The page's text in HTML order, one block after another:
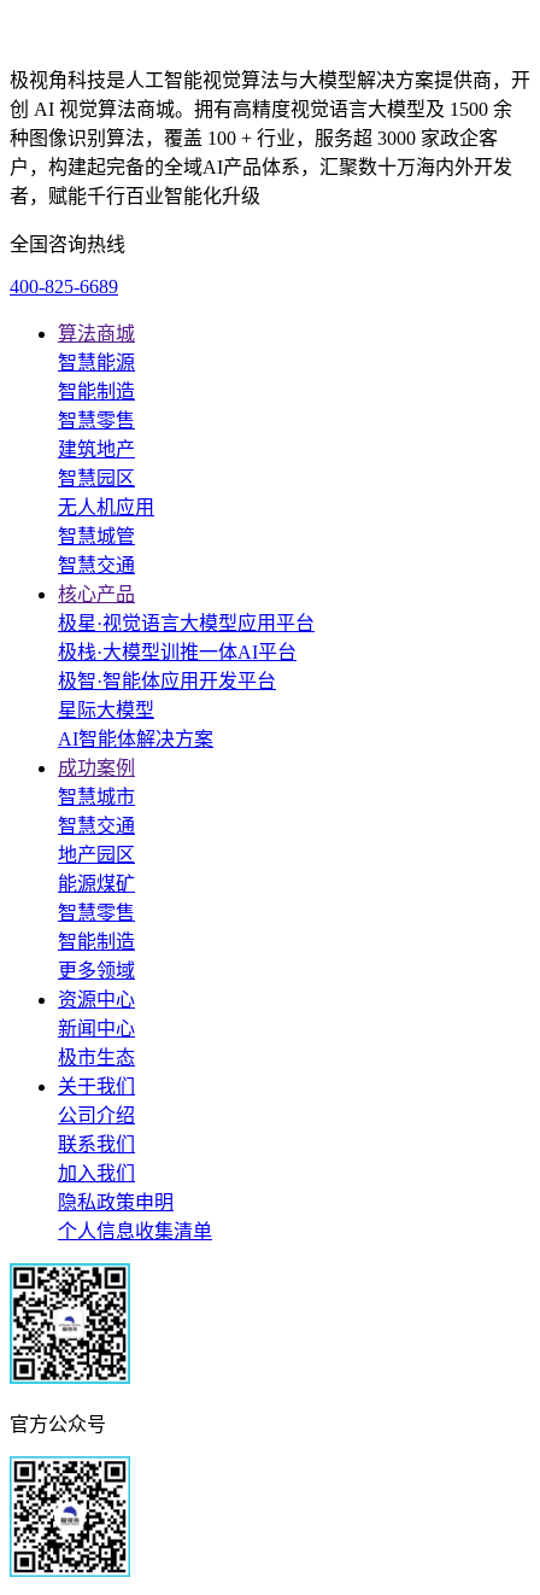
极视角科技是人工智能视觉算法与大模型解决方案提供商，开
创 AI 视觉算法商城。拥有高精度视觉语言大模型及 1500 余
种图像识别算法，覆盖 100 + 行业，服务超 3000 家政企客
户，构建起完备的全域AI产品体系，汇聚数十万海内外开发
者，赋能千行百业智能化升级
全国咨询热线
400-825-6689
算法商城
智慧能源
智能制造
智慧零售
建筑地产
智慧园区
无人机应用
智慧城管
智慧交通
核心产品
极星·视觉语言大模型应用平台
极栈·大模型训推一体AI平台
极智·智能体应用开发平台
星际大模型
AI智能体解决方案
成功案例
智慧城市
智慧交通
地产园区
能源煤矿
智慧零售
智能制造
更多领域
资源中心
新闻中心
极市生态
关于我们
公司介绍
联系我们
加入我们
隐私政策申明
个人信息收集清单
官方公众号